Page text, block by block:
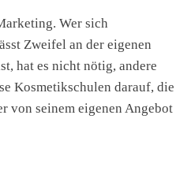
Wer sich
Zweifel an der eigenen
hat es nicht nötig, andere
Kosmetikschulen darauf, die
von seinem eigenen Angebot